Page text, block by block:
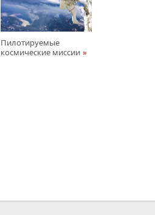
Пилотируемые
космические миссии